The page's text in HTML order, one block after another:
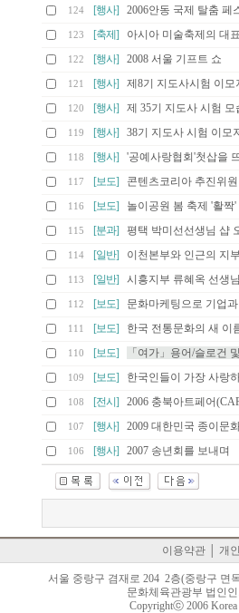
124 [행사] 2006안동 국제 탈춤 페
123 [축제] 아시아 미술축제의 대
122 [행사] 2008 서울 기프트 쇼
121 [행사] 제8기 지도사시험 이모
120 [행사] 제 35기 지도사 시험 모
119 [행사] 38기 지도사 시험 이모
118 [행사] '공예사랑협회'첫삽을
117 [보도] 콘텐츠코리아 추진위
116 [보도] 놀이공원 봄 축제 '활짝'
115 [분과] 평택 박미선선생님 샵
114 [일반] 이천본부와 인근의 지
113 [일반] 시흥지부 류혜옥 선생
112 [보도] 문화마케팅으로 기업
111 [보도] 한국 전통문화의 새 이
110 [보도] 「여가」용어/슬로건
109 [보도] 한국인들이 가장 사랑
108 [전시] 2006 충북아트페어
107 [행사] 2009 대한민국 종이문
106 [행사] 2007 송년회를 보내며
이용약관 │개
서울 중랑구 겸재로 204 2층(중랑구 면
문화체육관광부 법인
Copyrightⓒ 2006 Korea